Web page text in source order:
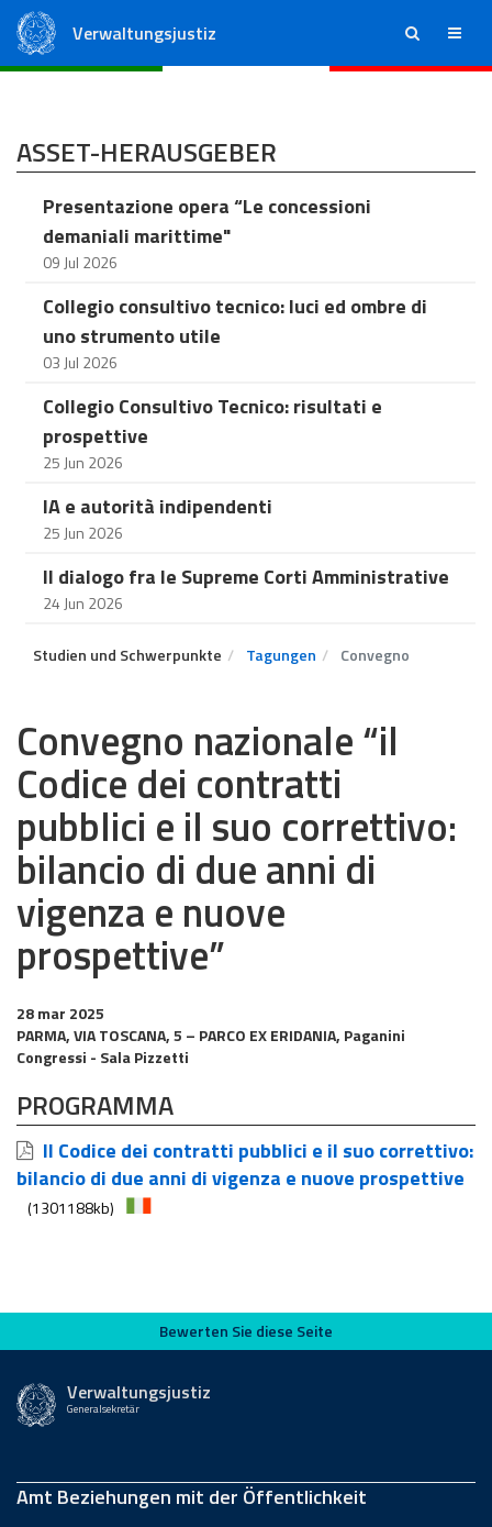
Verwaltungsjustiz ricerca menu
ASSET-HERAUSGEBER
Presentazione opera “Le concessioni
demaniali marittime"
09 Jul 2026
Collegio consultivo tecnico: luci ed ombre di
uno strumento utile
03 Jul 2026
Collegio Consultivo Tecnico: risultati e
prospettive
25 Jun 2026
IA e autorità indipendenti
25 Jun 2026
Il dialogo fra le Supreme Corti Amministrative
24 Jun 2026
Studien und Schwerpunkte Tagungen Convegno
Convegno nazionale “il
Codice dei contratti
pubblici e il suo correttivo:
bilancio di due anni di
vigenza e nuove
prospettive”
28 mar 2025
PARMA, VIA TOSCANA, 5 – PARCO EX ERIDANIA, Paganini
Congressi - Sala Pizzetti
PROGRAMMA
Il Codice dei contratti pubblici e il suo correttivo:
bilancio di due anni di vigenza e nuove prospettive
(1301188kb)
Bewerten Sie diese Seite
Bewerten Sie diese Seite
Verwaltungsjustiz
Generalsekretär
Amt Beziehungen mit der Öffentlichkeit